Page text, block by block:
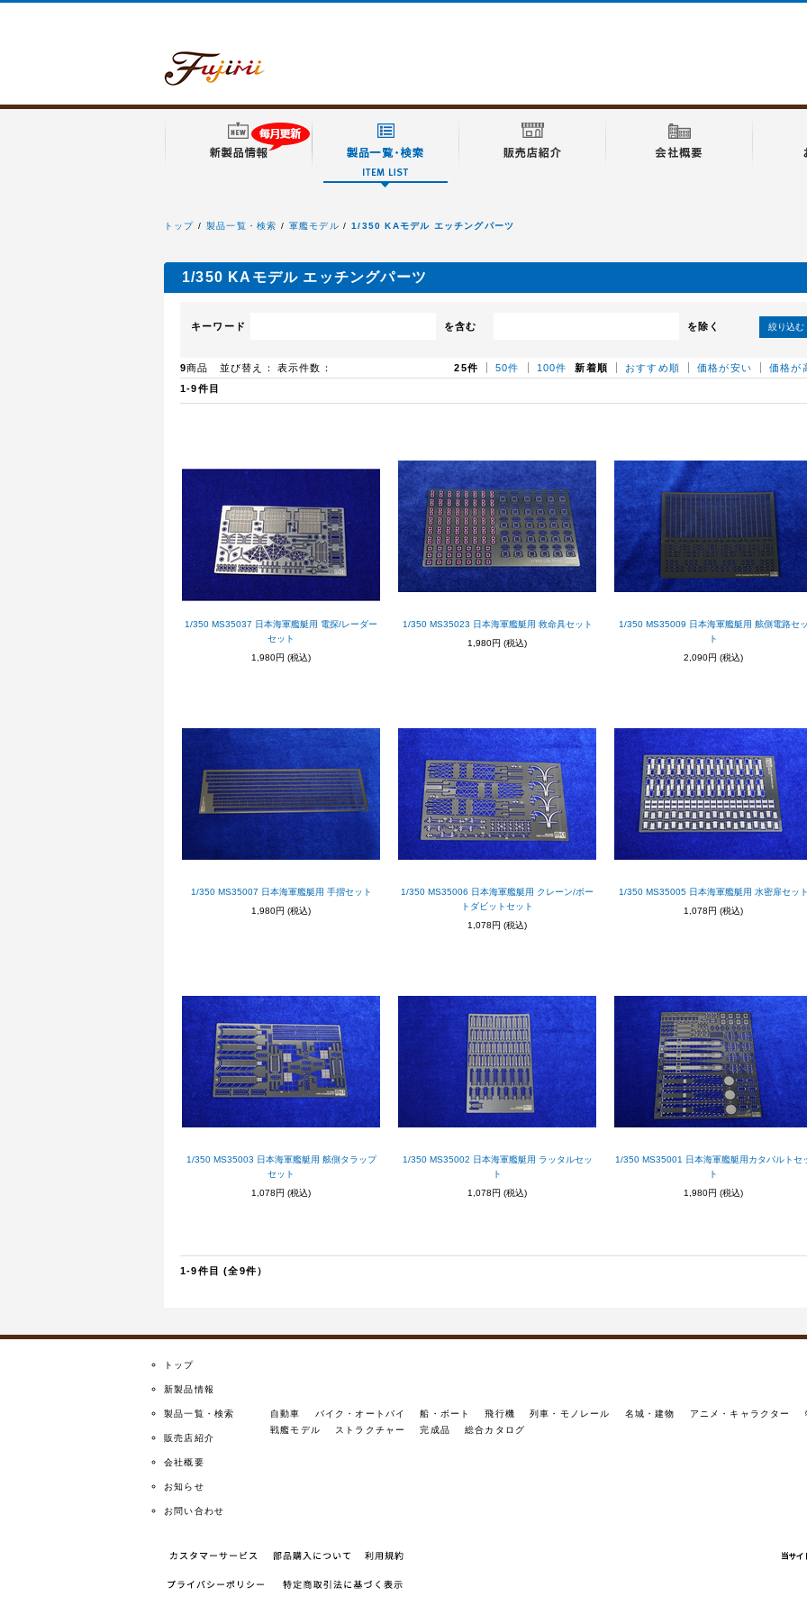
トップ 製品一覧・検索 軍艦モデル 1/350 KAモデル エッチングパーツ
1/350 KAモデル エッチングパーツ
キーワード を含む を除く 絞り込む
9商品 並び替え： 新着順 おすすめ順 価格が安い 価格が
表示件数： 25件 50件
100件
1-9件目
1/350 MS35037 日本海軍艦艇用 電探/レーダー
セット
1,980円 (税込)
1/350 MS35023 日本海軍艦艇用 救命具セット
1,980円 (税込)
1/350 MS35009 日本海軍艦艇用 舷側電路セ
ト
2,090円 (税込)
1/350 MS35007 日本海軍艦艇用 手摺セット
1,980円 (税込)
1/350 MS35006 日本海軍艦艇用 クレーン/ボー
トダビットセット
1,078円 (税込)
1/350 MS35005 日本海軍艦艇用 水密扉セッ
1,078円 (税込)
1/350 MS35003 日本海軍艦艇用 舷側タラップ
セット
1,078円 (税込)
1/350 MS35002 日本海軍艦艇用 ラッタルセッ
ト
1,078円 (税込)
1/350 MS35001 日本海軍艦艇用カタパルトセ
ト
1,980円 (税込)
1-9件目 (全9件）
トップ
新製品情報
製品一覧・検索 自動車 バイク・オートバイ 船・ボート 飛行機 列車・モノレール 名城・建物 アニメ・キャラクター
戦艦モデル
ストラクチャー 完成品
総合カタログ
販売店紹介
会社概要
お知らせ
お問い合わせ